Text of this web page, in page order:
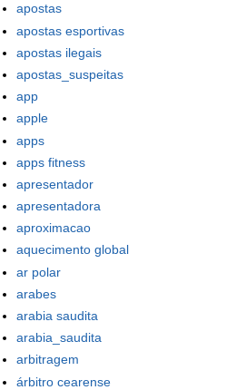
apostas
apostas esportivas
apostas ilegais
apostas_suspeitas
app
apple
apps
apps fitness
apresentador
apresentadora
aproximacao
aquecimento global
ar polar
arabes
arabia saudita
arabia_saudita
arbitragem
árbitro cearense